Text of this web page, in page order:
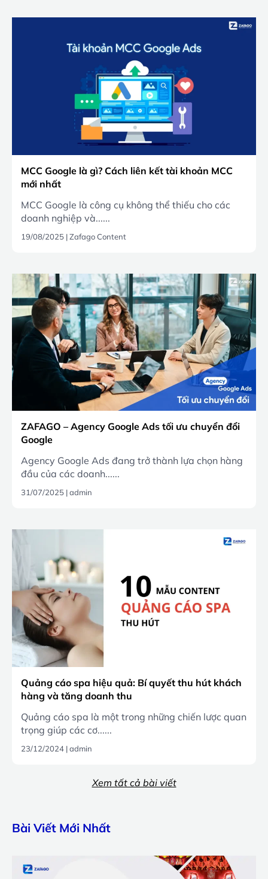
MCC Google là gì? Cách liên kết tài khoản MCC
mới nhất
MCC Google là công cụ không thể thiếu cho các
doanh nghiệp và......
19/08/2025 |Zafago Content
ZAFAGO – Agency Google Ads tối ưu chuyển đổi
Google
Agency Google Ads đang trở thành lựa chọn hàng
đầu của các doanh......
31/07/2025 |admin
Quảng cáo spa hiệu quả: Bí quyết thu hút khách
hàng và tăng doanh thu
Quảng cáo spa là một trong những chiến lược quan
trọng giúp các cơ......
23/12/2024 |admin
Xem tất cả bài viết
Bài Viết Mới Nhất